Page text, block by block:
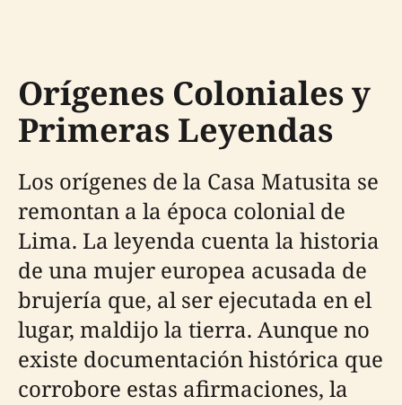
Orígenes Coloniales y
Primeras Leyendas
Los orígenes de la Casa Matusita se
remontan a la época colonial de
Lima. La leyenda cuenta la historia
de una mujer europea acusada de
brujería que, al ser ejecutada en el
lugar, maldijo la tierra. Aunque no
existe documentación histórica que
corrobore estas afirmaciones, la